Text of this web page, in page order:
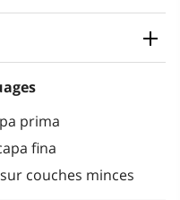
prima
fina
couches minces